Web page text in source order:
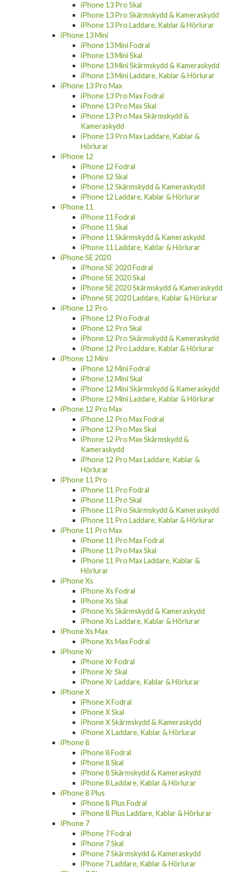
iPhone 13 Pro Skärmskydd & Kameraskydd
iPhone 13 Pro Laddare, Kablar & Hörlurar
iPhone 13 Mini
iPhone 13 Mini Fodral
iPhone 13 Mini Skal
iPhone 13 Mini Skärmskydd & Kameraskydd
iPhone 13 Mini Laddare, Kablar & Hörlurar
iPhone 13 Pro Max
iPhone 13 Pro Max Fodral
iPhone 13 Pro Max Skal
iPhone 13 Pro Max Skärmskydd &
Kameraskydd
iPhone 13 Pro Max Laddare, Kablar &
Hörlurar
iPhone 12
iPhone 12 Fodral
iPhone 12 Skal
iPhone 12 Skärmskydd & Kameraskydd
iPhone 12 Laddare, Kablar & Hörlurar
iPhone 11
iPhone 11 Fodral
iPhone 11 Skal
iPhone 11 Skärmskydd & Kameraskydd
iPhone 11 Laddare, Kablar & Hörlurar
iPhone SE 2020
iPhone SE 2020 Fodral
iPhone SE 2020 Skal
iPhone SE 2020 Skärmskydd & Kameraskydd
iPhone SE 2020 Laddare, Kablar & Hörlurar
iPhone 12 Pro
iPhone 12 Pro Fodral
iPhone 12 Pro Skal
iPhone 12 Pro Skärmskydd & Kameraskydd
iPhone 12 Pro Laddare, Kablar & Hörlurar
iPhone 12 Mini
iPhone 12 Mini Fodral
iPhone 12 Mini Skal
iPhone 12 Mini Skärmskydd & Kameraskydd
iPhone 12 Mini Laddare, Kablar & Hörlurar
iPhone 12 Pro Max
iPhone 12 Pro Max Fodral
iPhone 12 Pro Max Skal
iPhone 12 Pro Max Skärmskydd &
Kameraskydd
iPhone 12 Pro Max Laddare, Kablar &
Hörlurar
iPhone 11 Pro
iPhone 11 Pro Fodral
iPhone 11 Pro Skal
iPhone 11 Pro Skärmskydd & Kameraskydd
iPhone 11 Pro Laddare, Kablar & Hörlurar
iPhone 11 Pro Max
iPhone 11 Pro Max Fodral
iPhone 11 Pro Max Skal
iPhone 11 Pro Max Laddare, Kablar &
Hörlurar
iPhone Xs
iPhone Xs Fodral
iPhone Xs Skal
iPhone Xs Skärmskydd & Kameraskydd
iPhone Xs Laddare, Kablar & Hörlurar
iPhone Xs Max
iPhone Xs Max Fodral
iPhone Xr
iPhone Xr Fodral
iPhone Xr Skal
iPhone Xr Laddare, Kablar & Hörlurar
iPhone X
iPhone X Fodral
iPhone X Skal
iPhone X Skärmskydd & Kameraskydd
iPhone X Laddare, Kablar & Hörlurar
iPhone 8
iPhone 8 Fodral
iPhone 8 Skal
iPhone 8 Skärmskydd & Kameraskydd
iPhone 8 Laddare, Kablar & Hörlurar
iPhone 8 Plus
iPhone 8 Plus Fodral
iPhone 8 Plus Laddare, Kablar & Hörlurar
iPhone 7
iPhone 7 Fodral
iPhone 7 Skal
iPhone 7 Skärmskydd & Kameraskydd
iPhone 7 Laddare, Kablar & Hörlurar
iPhone 7 Plus